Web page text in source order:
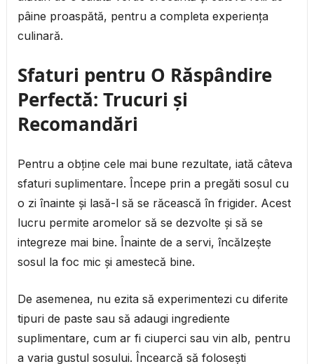
pâine proaspătă, pentru a completa experiența
culinară.
Sfaturi pentru O Răspândire
Perfectă: Trucuri și
Recomandări
Pentru a obține cele mai bune rezultate, iată câteva
sfaturi suplimentare. Începe prin a pregăti sosul cu
o zi înainte și lasă-l să se răcească în frigider. Acest
lucru permite aromelor să se dezvolte și să se
integreze mai bine. Înainte de a servi, încălzește
sosul la foc mic și amestecă bine.
De asemenea, nu ezita să experimentezi cu diferite
tipuri de paste sau să adaugi ingrediente
suplimentare, cum ar fi ciuperci sau vin alb, pentru
a varia gustul sosului. Încearcă să folosești